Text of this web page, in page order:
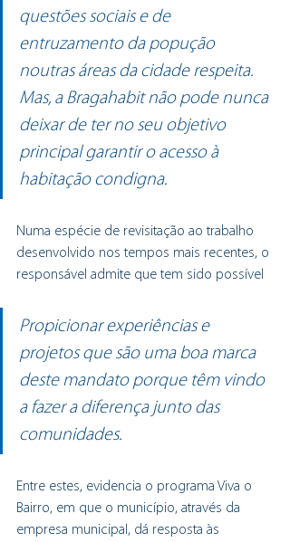
questões sociais e de
entruzamento da popução
noutras áreas da cidade respeita.
Mas, a Bragahabit não pode nunca
deixar de ter no seu objetivo
principal garantir o acesso à
habitação condigna.
Numa espécie de revisitação ao trabalho
desenvolvido nos tempos mais recentes, o
responsável admite que tem sido possível
Propicionar experiências e
projetos que são uma boa marca
deste mandato porque têm vindo
a fazer a diferença junto das
comunidades.
Entre estes, evidencia o programa Viva o
Bairro, em que o município, através da
empresa municipal, dá resposta às